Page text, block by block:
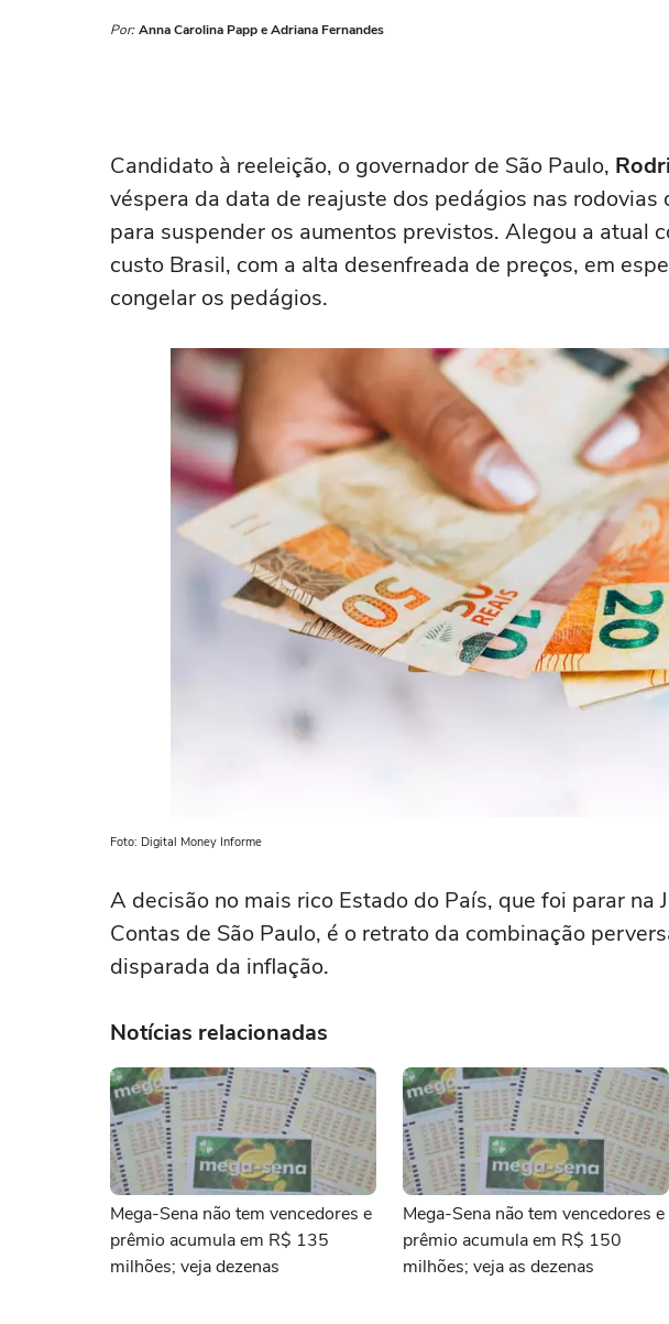
Por: Anna Carolina Papp e Adriana Fernandes
Candidato à reeleição, o governador de São Paulo,
véspera da data de reajuste dos pedágios nas rodovias
para suspender os aumentos previstos. Alegou a atual
custo Brasil, com a alta desenfreada de preços, em
congelar os pedágios.
Foto: Digital Money Informe
A decisão no mais rico Estado do País, que foi parar na
Contas de São Paulo, é o retrato da combinação
disparada da inflação.
Notícias relacionadas
Mega-Sena não tem vencedores e
prêmio acumula em R$ 135
milhões; veja dezenas
Mega-Sena não tem vencedores e
prêmio acumula em R$ 150
milhões; veja as dezenas